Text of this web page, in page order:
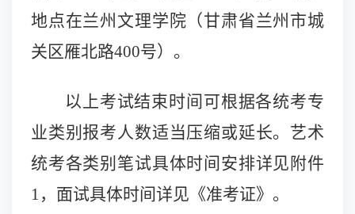
地点在兰州文理学院（甘肃省兰州市城
关区雁北路400号）。
以上考试结束时间可根据各统考专
业类别报考人数适当压缩或延长。艺术
统考各类别笔试具体时间安排详见附件
1，面试具体时间详见《准考证》。